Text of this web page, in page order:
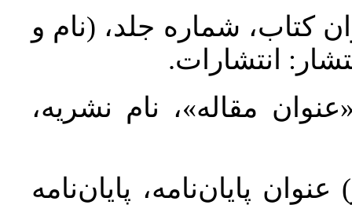
کتاب، شماره جلد، (نام و
انتشارات.
مقاله»، نام نشریه،
پایان‌نامه، پایان‌نامه